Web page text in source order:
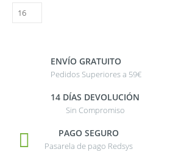
ENVÍO GRATUITO
Pedidos Superiores a 59€
14 DÍAS DEVOLUCIÓN
Sin Compromiso
PAGO SEGURO
Pasarela de pago Redsys